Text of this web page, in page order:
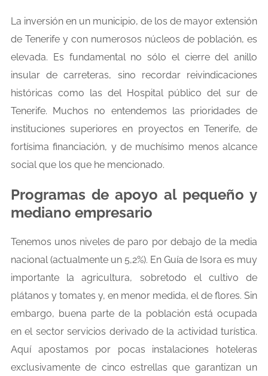
La inversión en un municipio, de los de mayor extensión
de Tenerife y con numerosos núcleos de población, es
elevada. Es fundamental no sólo el cierre del anillo
insular de carreteras, sino recordar reivindicaciones
históricas como las del Hospital público del sur de
Tenerife. Muchos no entendemos las prioridades de
instituciones superiores en proyectos en Tenerife, de
fortísima financiación, y de muchísimo menos alcance
social que los que he mencionado.
Programas de apoyo al pequeño y
mediano empresario
Tenemos unos niveles de paro por debajo de la media
nacional (actualmente un 5,2%). En Guía de Isora es muy
importante la agricultura, sobretodo el cultivo de
plátanos y tomates y, en menor medida, el de flores. Sin
embargo, buena parte de la población está ocupada
en el sector servicios derivado de la actividad turística.
Aquí apostamos por pocas instalaciones hoteleras
exclusivamente de cinco estrellas que garantizan un